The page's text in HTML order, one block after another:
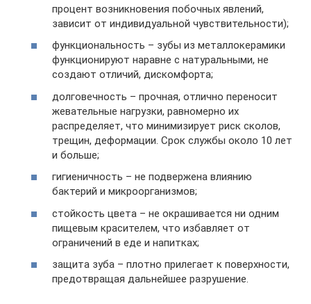
процент возникновения побочных явлений,
зависит от индивидуальной чувствительности);
функциональность – зубы из металлокерамики
функционируют наравне с натуральными, не
создают отличий, дискомфорта;
долговечность – прочная, отлично переносит
жевательные нагрузки, равномерно их
распределяет, что минимизирует риск сколов,
трещин, деформации. Срок службы около 10 лет
и больше;
гигиеничность – не подвержена влиянию
бактерий и микроорганизмов;
стойкость цвета – не окрашивается ни одним
пищевым красителем, что избавляет от
ограничений в еде и напитках;
защита зуба – плотно прилегает к поверхности,
предотвращая дальнейшее разрушение.